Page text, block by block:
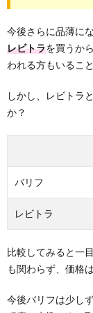
今後さらに品薄に
レビトラを買うか
われる方もいるこ
しかし、レビトラ
か？
バリフ
レビトラ
比較してみると一
も関わらず、価格は
今後バリフは少し